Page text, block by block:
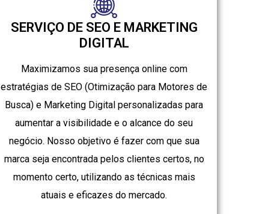
SERVIÇO DE SEO E MARKETING
DIGITAL
Maximizamos sua presença online com
estratégias de SEO (Otimização para Motores de
Busca) e Marketing Digital personalizadas para
aumentar a visibilidade e o alcance do seu
negócio. Nosso objetivo é fazer com que sua
marca seja encontrada pelos clientes certos, no
momento certo, utilizando as técnicas mais
atuais e eficazes do mercado.